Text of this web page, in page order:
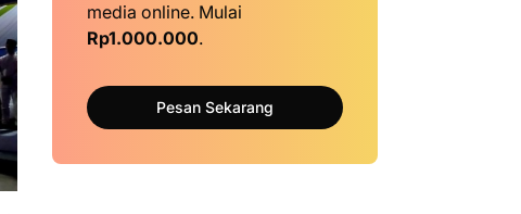
media online. Mulai
Rp1.000.000.
Pesan Sekarang